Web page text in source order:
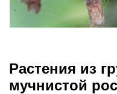
Растения из
мучнистой